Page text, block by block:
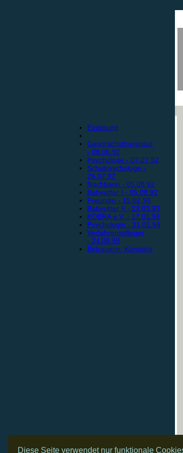
Diese Seite verwendet nur funktionale
Einleitung
Gesprächstherapeut
- 08.06.92
Psychologe - 07.07.92
Schulpsychologe -
26.07.92
Nachbarin - 05.08.92
Babysitter I - 05.08.92
Freundin - 15.02.93
Babysitter II - 23.03.93
KOBRA e.V. - 17.01.94
Psychologin - 31.01.94
Verfahrenspfleger
- 24.08.99
Betreuerin: Kontakte